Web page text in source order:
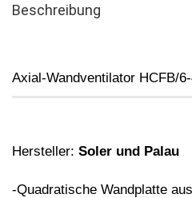
Beschreibung
Axial-Wandventilator HCFB/
Hersteller: Soler und Palau
-Quadratische Wandplatte